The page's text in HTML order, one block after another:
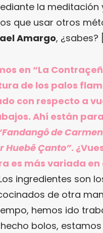
la meditación
que usar otros
Amargo, ¿sabes?
en “La
de los palos
con respecto a
Ahí están para
de
Huebê Çanto”.
es más variada en
ingredientes son
de otra
hemos ido
bolos,